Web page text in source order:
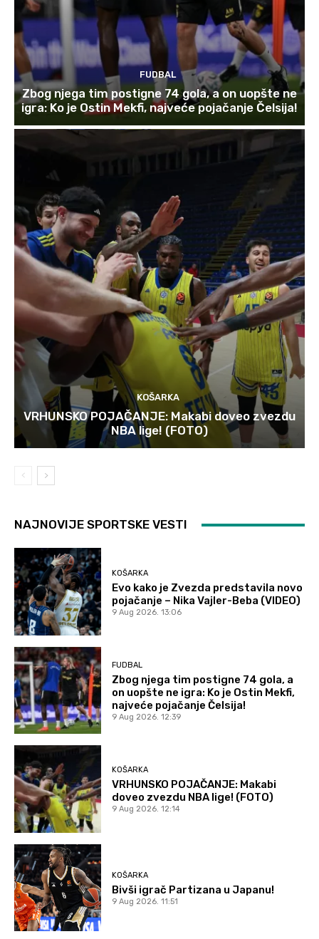
FUDBAL
Zbog njega tim postigne 74 gola, a on uopšte ne
igra: Ko je Ostin Mekfi, najveće pojačanje Čelsija!
KOŠARKA
VRHUNSKO POJAČANJE: Makabi doveo zvezdu
NBA lige! (FOTO)
NAJNOVIJE SPORTSKE VESTI
KOŠARKA
Evo kako je Zvezda predstavila novo
pojačanje – Nika Vajler-Beba (VIDEO)
9 Aug 2026. 13:06
FUDBAL
Zbog njega tim postigne 74 gola, a
on uopšte ne igra: Ko je Ostin Mekfi,
najveće pojačanje Čelsija!
9 Aug 2026. 12:39
KOŠARKA
VRHUNSKO POJAČANJE: Makabi
doveo zvezdu NBA lige! (FOTO)
9 Aug 2026. 12:14
KOŠARKA
Bivši igrač Partizana u Japanu!
9 Aug 2026. 11:51